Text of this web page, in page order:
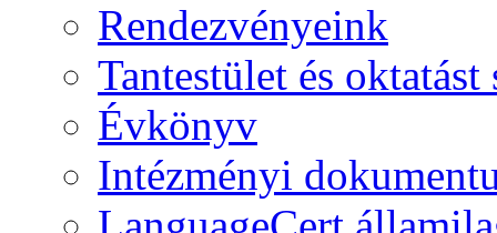
Rendezvényeink
Tantestület és
Évkönyv
Intézményi